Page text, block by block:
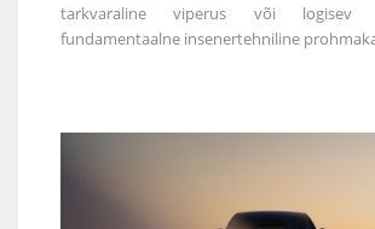
tarkvaraline viperus või logisev
fundamentaalne insenertehniline